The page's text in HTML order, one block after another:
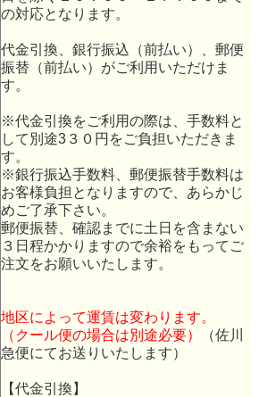
の対応となります。
代金引換、銀行振込（前払い）、郵便
振替（前払い）がご利用いただけま
す。
※代金引換をご利用の際は、手数料と
して別途3３０円をご負担いただきま
す。
※銀行振込手数料、郵便振替手数料は
お客様負担となりますので、あらかじ
めご了承下さい。
郵便振替、確認までに土日を含まない
３日程かかりますので余裕をもってご
注文をお願いいたします。
地区によって運賃は変わります。
（クール便の場合は別途必要）
（佐川
急便にてお送りいたします）
【代金引換】